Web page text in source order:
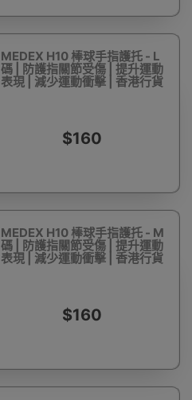
MEDEX H10 棒球手指護托 - L
碼 | 防護指關節受傷 | 提升運動
表現 | 減少運動衝擊 | 香港行貨
$160
MEDEX H10 棒球手指護托 - M
碼 | 防護指關節受傷 | 提升運動
表現 | 減少運動衝擊 | 香港行貨
$160